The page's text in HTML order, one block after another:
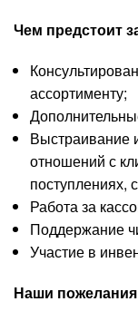
Чем предстоит
ассортименту;
Выстраивание
отношений с
поступлениях,
Работа за
Поддержание
Участие в
Наши пожелания